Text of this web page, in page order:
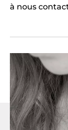
à nous